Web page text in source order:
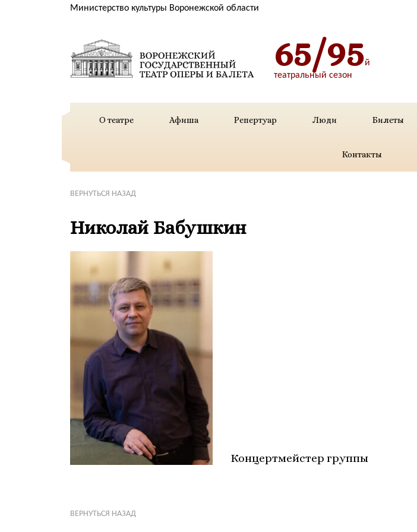
Министерство культуры Воронежской области
65/95й
театральный сезон
О театре Афиша Репертуар Люди Билеты
Контакты
ВЕРНУТЬСЯ НАЗАД
Николай Бабушкин
Концертмейстер группы
ВЕРНУТЬСЯ НАЗАД